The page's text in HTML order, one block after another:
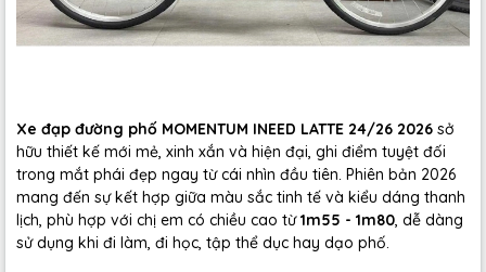
Xe đạp đường phố MOMENTUM INEED LATTE 24/26 2026 sở
hữu thiết kế mới mẻ, xinh xắn và hiện đại, ghi điểm tuyệt đối
trong mắt phái đẹp ngay từ cái nhìn đầu tiên. Phiên bản 2026
mang đến sự kết hợp giữa màu sắc tinh tế và kiểu dáng thanh
lịch, phù hợp với chị em có chiều cao từ1m55 - 1m80, dễ dàng
sử dụng khi đi làm, đi học, tập thể dục hay dạo phố.